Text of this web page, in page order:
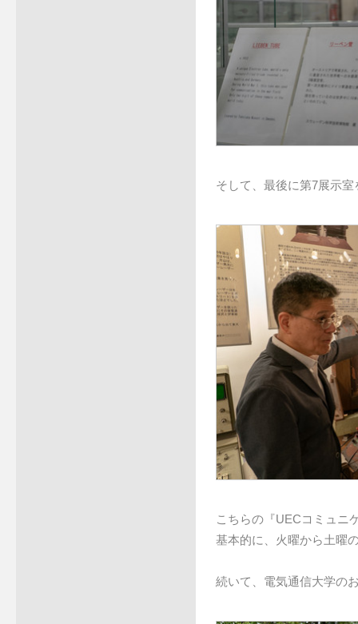
そして、最後に第7展示
こちらの『UECコミュニ
基本的に、火曜から土曜
続いて、電気通信大学の